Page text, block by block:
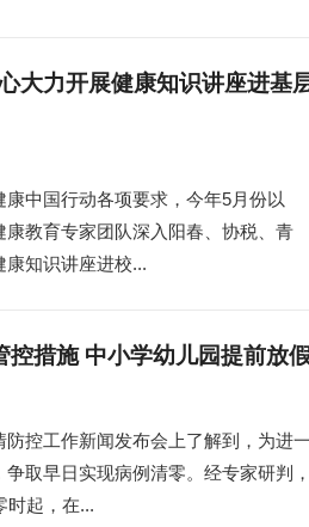
大力开展健康知识讲座进基
中国行动各项要求，今年5月份以
教育专家团队深入阳春、协税、青
知识讲座进校...
措施 中小学幼儿园提前放
控工作新闻发布会上了解到，为进一
取早日实现病例清零。经专家研判，
时起，在...